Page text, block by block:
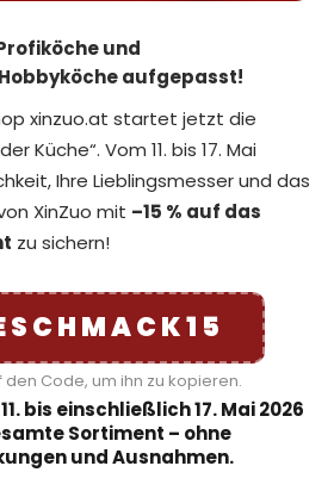
und
aufgepasst!
xinzuo.at startet jetzt die
Küche“. Vom 11. bis 17. Mai
Ihre Lieblingsmesser und das
XinZuo mit –15 % auf das
zu sichern!
den Code, um ihn zu kopieren.
bis einschließlich 17. Mai 2026
Sortiment – ohne
und Ausnahmen.
SUCHEN